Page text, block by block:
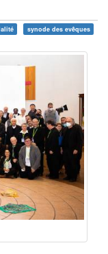
synode des evêques